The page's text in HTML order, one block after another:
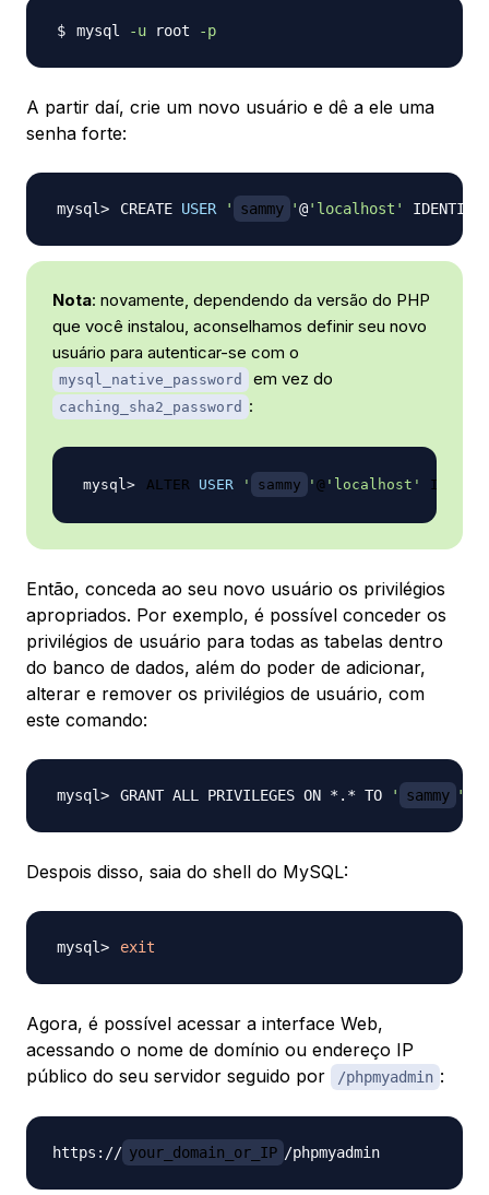
mysql -u root -p
A partir daí, crie um novo usuário e dê a ele uma
senha forte:
CREATE USER ' sammy '@'localhost'
Nota: novamente, dependendo da versão do PHP
que você instalou, aconselhamos definir seu novo
usuário para autenticar-se com o
mysql_native_password em vez do
caching_sha2_password :
ALTER USER ' sammy ' @ 'localhost'
Então, conceda ao seu novo usuário os privilégios
apropriados. Por exemplo, é possível conceder os
privilégios de usuário para todas as tabelas dentro
do banco de dados, além do poder de adicionar,
alterar e remover os privilégios de usuário, com
este comando:
GRANT ALL PRIVILEGES ON *.* TO ' sammy '
Despois disso, saia do shell do MySQL:
exit
Agora, é possível acessar a interface Web,
acessando o nome de domínio ou endereço IP
público do seu servidor seguido por
/phpmyadmin :
https:// your_domain_or_IP